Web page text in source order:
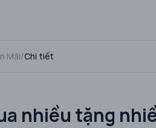
Mãi/Chi tiết
nhiều tặng